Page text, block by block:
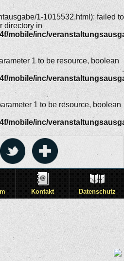
1-1015532.html): failed to
directory in
mobile/inc/
1 to be resource, boolean
mobile/inc/
1 to be resource, boolean
mobile/inc/
Kontakt Datenschutz